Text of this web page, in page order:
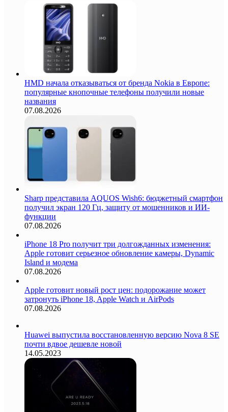
HMD начала отказываться от бренда Nokia в Европе:
популярные кнопочные телефоны получили новые
названия
07.08.2026
Sharp представила AQUOS Wish6: бюджетный смартфон
получил экран 120 Гц, защиту от мошенников и ИИ-
функции
07.08.2026
iPhone 18 Pro получит три долгожданных изменения:
Apple готовит серьезное обновление камеры, Dynamic
Island и модема
07.08.2026
Apple готовит новый рост цен: подорожание может
затронуть iPhone 18, Apple Watch и AirPods
07.08.2026
Huawei выпустила восстановленную версию Nova 8 SE
почти вдвое дешевле новой
14.05.2023